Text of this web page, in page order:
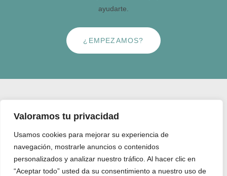
Valoramos tu privacidad
Usamos cookies para mejorar su experiencia de
navegación, mostrarle anuncios o contenidos
personalizados y analizar nuestro tráfico. Al hacer clic en
“Aceptar todo” usted da su consentimiento a nuestro uso de
ayudarte.
¿EMPEZAMOS?
Diseñadora gráfica